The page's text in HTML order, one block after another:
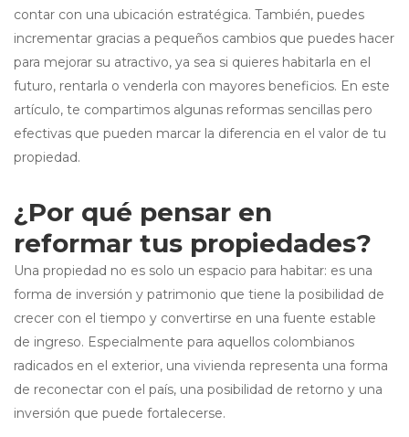
contar con una ubicación estratégica. También, puedes
incrementar gracias a pequeños cambios que puedes hacer
para mejorar su atractivo, ya sea si quieres habitarla en el
futuro, rentarla o venderla con mayores beneficios. En este
artículo, te compartimos algunas reformas sencillas pero
efectivas que pueden marcar la diferencia en el valor de tu
propiedad.
¿Por qué pensar en
reformar tus propiedades?
Una propiedad no es solo un espacio para habitar: es una
forma de inversión y patrimonio que tiene la posibilidad de
crecer con el tiempo y convertirse en una fuente estable
de ingreso. Especialmente para aquellos colombianos
radicados en el exterior, una vivienda representa una forma
de reconectar con el país, una posibilidad de retorno y una
inversión que puede fortalecerse.